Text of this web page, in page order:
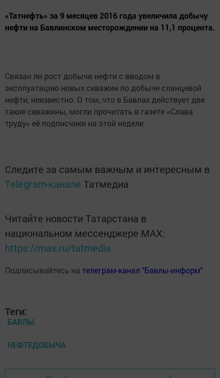
«Татнефть» за 9 месяцев 2016 года увеличила добычу
нефти на Бавлинском месторождении на 11,1 процента.
Связан ли рост добычи нефти с вводом в
эксплуатацию новых скважин по добыче сланцевой
нефти, неизвестно. О том, что в Бавлах действует две
такие скважины, могли прочитать в газете «Слава
труду» её подписчики на этой неделе.
Следите за самым важным и интересным в
Telegram-канале Татмедиа
Читайте новости Татарстана в
национальном мессенджере MАХ:
https://max.ru/tatmedia
Подписывайтесь на телеграм-канал "Бавлы-информ"
Теги:
БАВЛЫ
НЕФТЕДОБЫЧА